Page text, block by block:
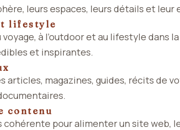
leurs espaces, leurs détails et leur
lifestyle
voyage, à l’outdoor et au lifestyle dans
et inspirantes.
articles, magazines, guides, récits de
contenu
cohérente pour alimenter un site web,